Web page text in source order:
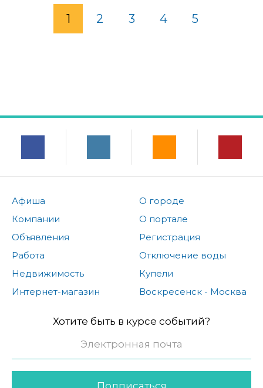
1 2 3 4 5
Афиша
Компании
Объявления
Работа
Недвижимость
Интернет-магазин
О городе
О портале
Регистрация
Отключение воды
Купели
Воскресенск - Москва
Хотите быть в курсе событий?
Подписаться